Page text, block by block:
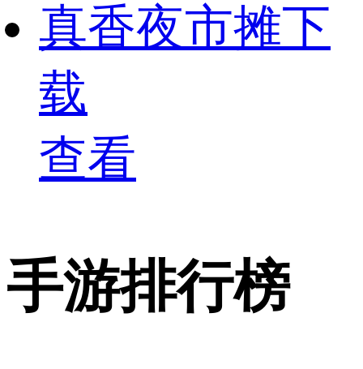
真香夜市摊下
载
查看
手游排行榜